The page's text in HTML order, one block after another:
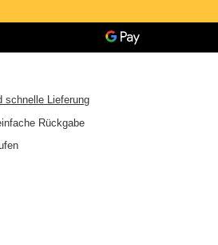
schnelle Lieferung
Rückgabe